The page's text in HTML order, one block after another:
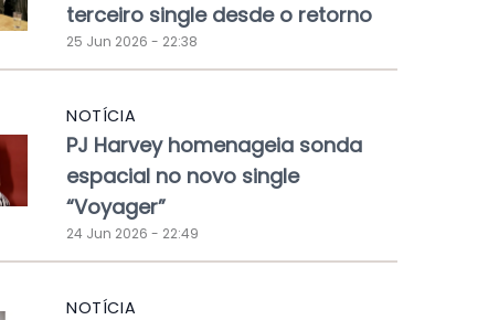
terceiro single desde o retorno
25 Jun 2026 - 22:38
NOTÍCIA
PJ Harvey homenageia sonda
espacial no novo single
“Voyager”
24 Jun 2026 - 22:49
NOTÍCIA